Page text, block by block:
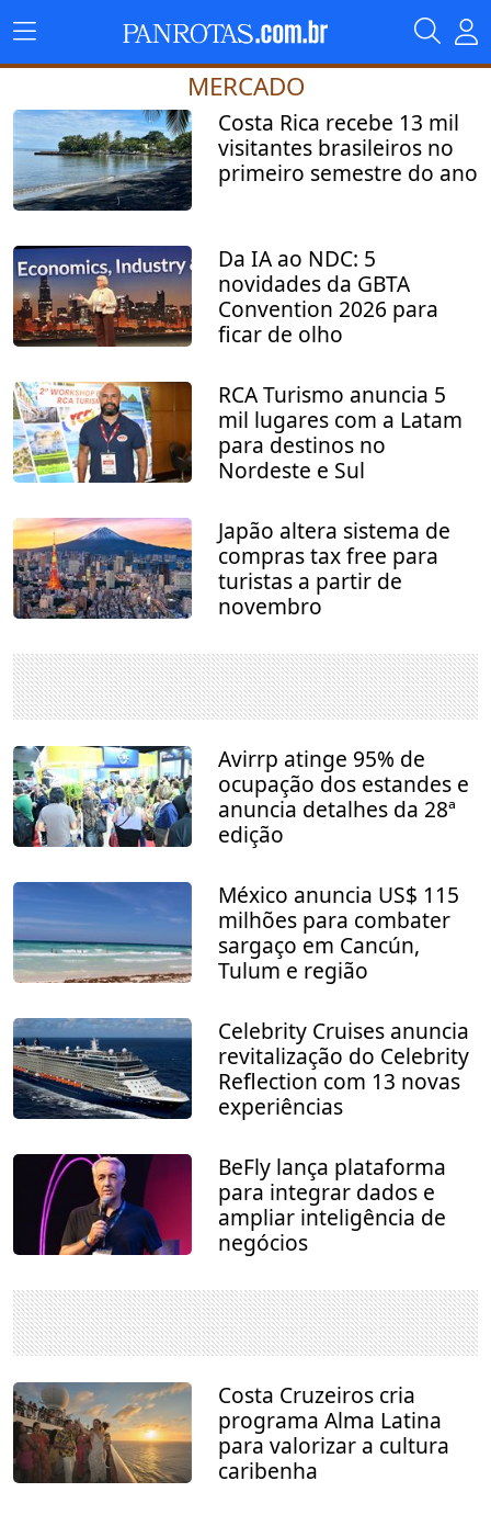
MERCADO
Costa Rica recebe 13 mil
visitantes brasileiros no
primeiro semestre do ano
Da IA ao NDC: 5
novidades da GBTA
Convention 2026 para
ficar de olho
RCA Turismo anuncia 5
mil lugares com a Latam
para destinos no
Nordeste e Sul
Japão altera sistema de
compras tax free para
turistas a partir de
novembro
Avirrp atinge 95% de
ocupação dos estandes e
anuncia detalhes da 28ª
edição
México anuncia US$ 115
milhões para combater
sargaço em Cancún,
Tulum e região
Celebrity Cruises anuncia
revitalização do Celebrity
Reflection com 13 novas
experiências
BeFly lança plataforma
para integrar dados e
ampliar inteligência de
negócios
Costa Cruzeiros cria
programa Alma Latina
para valorizar a cultura
caribenha